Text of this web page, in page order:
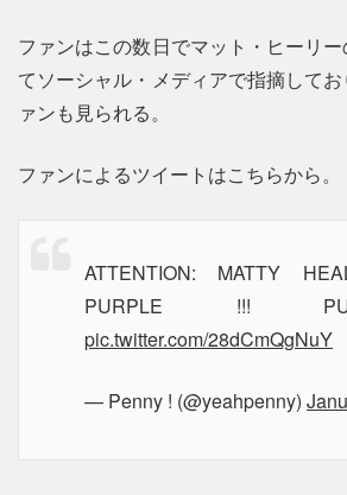
ファンはこの数日でマット・ヒーリ
てソーシャル・メディアで指摘して
ァンも見られる。
ファンによるツイートはこちらから。
ATTENTION: MATTY
PURPLE !!!
pic.twitter.com/28dCmQgNuY
— Penny ! (@yeahpenny)